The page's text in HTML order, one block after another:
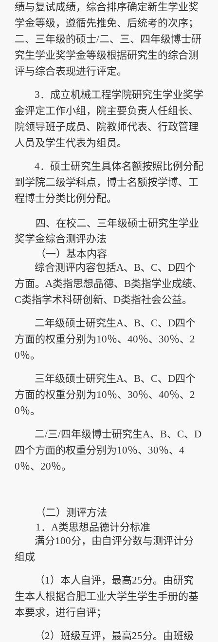
绩与复试成绩，综合排序确定新生学业奖
学金等级，遵循先推免、后统考的次序；
二、三年级的硕士/二、三、 四年级博士研
究生学业奖学金等级根据研究生的综合测
评与综合表现进行评定。
3． 成立机械工程学院研究生学业奖学
金评定工作小组，院主要负责人任组长、
院领导班子成员、院教师代表、行政管理
人员及学生代表为组员。
4． 硕士研究生具体名额按照比例分配
到学院二级学科点 ， 博士名额按学博、工
程博士分类比例分配。
四、 在校二、三年级硕士研究生学业
奖学金综合测评办法
（一） 基本内容
综合测评内容包括A、 B、 C、 D四个
方面。 A类指思想品德、 B类指学业成绩、
C类指学术科研创新、 D类指社会公益。
二年级硕士研究生A、 B、 C、 D四个
方面的权重分别为10％、 40％、 30％、 2
0％。
三年级硕士研究生A、 B、 C、 D四个
方面的权重分别为10％、 30％、 40％、 2
0％。
二/三/四年级博士研究生A、 B、 C、 D
四个方面的权重分别为10％、 30％、 4
0％、 20％。
（二） 测评方法
1． A类思想品德计分标准
满分100分，由自评分数与测评计分
组成
（1） 本人自评，最高25分。由研究
生本人根据合肥工业大学生学生手册的基
本要求，进行自评；
（2） 班级互评，最高25分。由班级